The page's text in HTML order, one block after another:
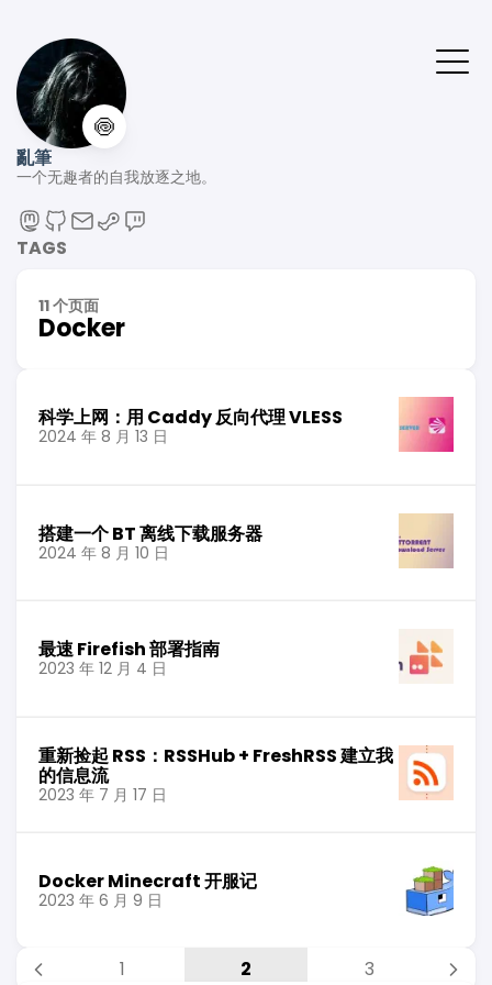
🍥
亂筆
一个无趣者的自我放逐之地。
TAGS
11 个页面
Docker
科学上网：用 Caddy 反向代理 VLESS
2024 年 8 月 13 日
搭建一个 BT 离线下载服务器
2024 年 8 月 10 日
最速 Firefish 部署指南
2023 年 12 月 4 日
重新捡起 RSS：RSSHub + FreshRSS 建立我
的信息流
2023 年 7 月 17 日
Docker Minecraft 开服记
2023 年 6 月 9 日
1 2 3